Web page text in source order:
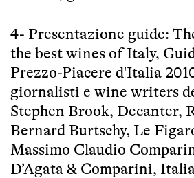
4- Presentazione guide:
the best wines of Italy,
Prezzo-Piacere d'Italia
giornalisti e wine writers
Stephen Brook, Decanter,
Bernard Burtschy, Le
Massimo Claudio
D’Agata & Comparini,